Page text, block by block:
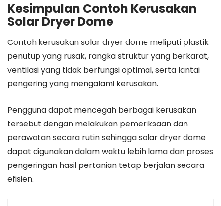
Kesimpulan Contoh Kerusakan
Solar Dryer Dome
Contoh kerusakan solar dryer dome meliputi plastik
penutup yang rusak, rangka struktur yang berkarat,
ventilasi yang tidak berfungsi optimal, serta lantai
pengering yang mengalami kerusakan.
Pengguna dapat mencegah berbagai kerusakan
tersebut dengan melakukan pemeriksaan dan
perawatan secara rutin sehingga solar dryer dome
dapat digunakan dalam waktu lebih lama dan proses
pengeringan hasil pertanian tetap berjalan secara
efisien.